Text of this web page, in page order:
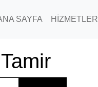
SAYFA HİZMETLER